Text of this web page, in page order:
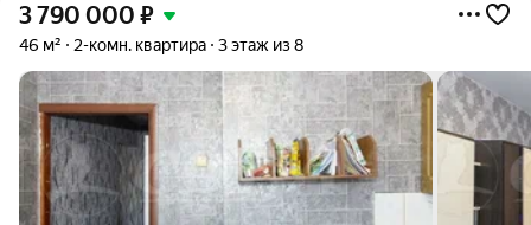
3 790 000 ₽
46 м² 2-комн. квартира 3 этаж из 8